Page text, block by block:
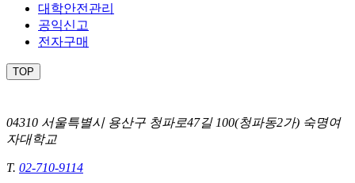
대학안전관리
공익신고
전자구매
TOP
04310 서울특별시 용산구 청파로47길 100(청파동2가) 숙명여
자대학교
T. 02-710-9114